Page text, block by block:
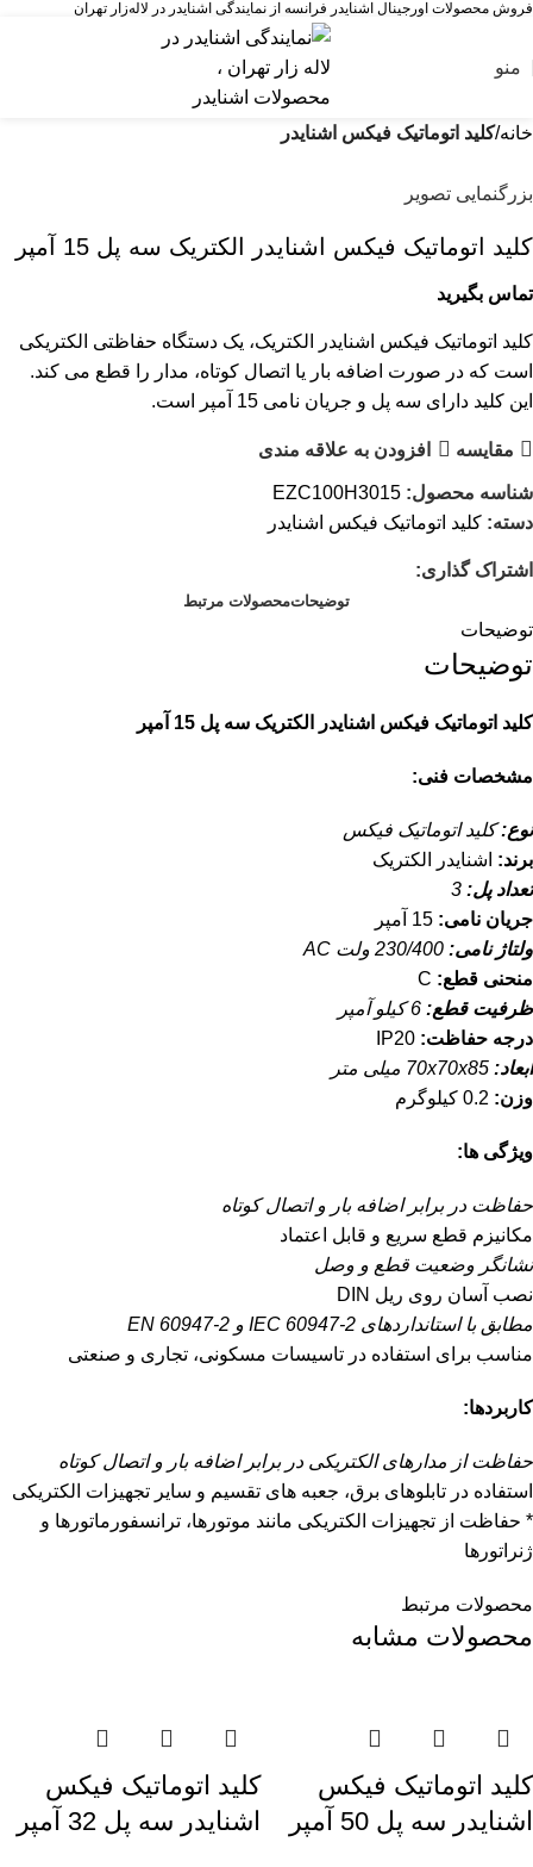
فروش محصولات اورجینال اشنایدر فرانسه از نمایندگی اشنایدر در لاله‌زار تهران
منو
خانه کلید اتوماتیک فیکس اشنایدر
بزرگنمایی تصویر
کليد اتوماتيک فیکس اشنایدر الکتریک سه پل 15 آمپر
تماس بگیرید
کلید اتوماتیک فیکس اشنایدر الکتریک، یک دستگاه حفاظتی الکتریکی
است که در صورت اضافه بار یا اتصال کوتاه، مدار را قطع می کند.
این کلید دارای سه پل و جریان نامی 15 آمپر است.
مقایسه افزودن به علاقه مندی
شناسه محصول: EZC100H3015
دسته: کلید اتوماتیک فیکس اشنایدر
اشتراک گذاری:
توضیحاتمحصولات مرتبط
توضیحات
توضیحات
کلید اتوماتیک فیکس اشنایدر الکتریک سه پل 15 آمپر
مشخصات فنی:
نوع:کلید اتوماتیک فیکس
برند: اشنایدر الکتریک
تعداد پل:
جریان نامی:
ولتاژ نامی:
منحنی قطع:
ظرفیت قطع:
درجه حفاظت:
ابعاد:
وزن:
ویژگی ها:
حفاظت در برابر اضافه بار و اتصال کوتاه
مکانیزم قطع سریع و قابل اعتماد
نشانگر وضعیت قطع و وصل
نصب آسان روی ریل DIN
مطابق با استانداردهای IEC 60947-2 و EN 60947-2
مناسب برای استفاده در تاسیسات مسکونی، تجاری و صنعتی
کاربردها:
حفاظت از مدارهای الکتریکی در برابر اضافه بار و اتصال کوتاه
استفاده در تابلوهای برق، جعبه های تقسیم و سایر تجهیزات الکتریکی
* حفاظت از تجهیزات الکتریکی مانند موتورها، ترانسفورماتورها و
ژنراتورها
محصولات مرتبط
محصولات مشابه
کليد اتوماتيک فیکس
اشنایدر سه پل 50 آمپر
کليد اتوماتيک فیکس
اشنایدر سه پل 32 آمپر